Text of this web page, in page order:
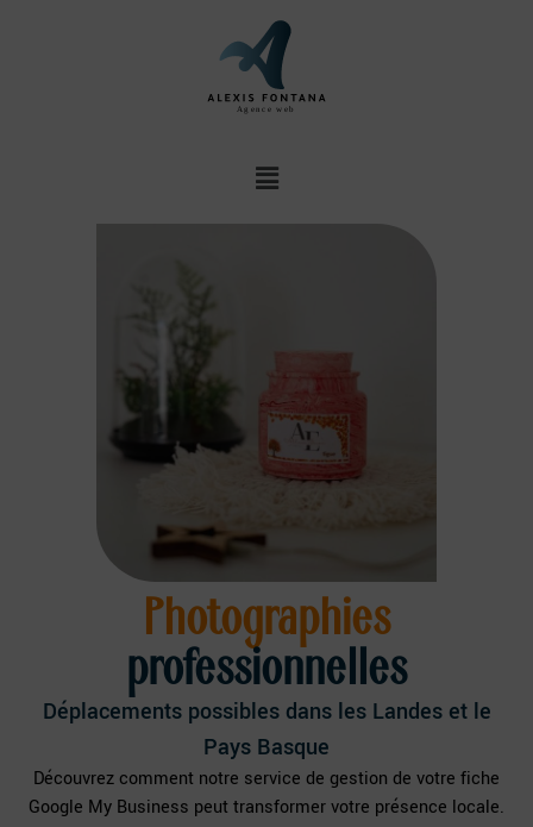
Agence web
Photographies
professionnelles
Déplacements possibles dans les Landes et le
Pays Basque
Découvrez comment notre service de gestion de votre fiche
Google My Business peut transformer votre présence locale.